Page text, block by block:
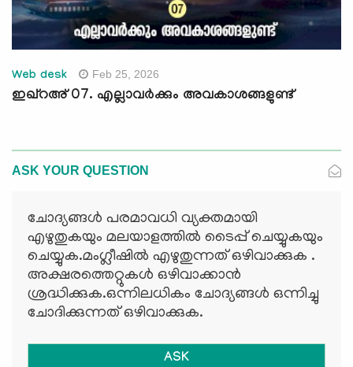
Web desk Feb 25, 2026
ഇഖ്റഅ് 07. എല്ലാവർക്കും അവകാശങ്ങളുണ്ട്
ASK YOUR QUESTION
ചോദ്യങ്ങള്‍ പരമാവധി വ്യക്തമായി
എഴുതുകയും മലയാളത്തില്‍ ടൈപ്പ് ചെയ്യുകയും
ചെയ്യുക.മംഗ്ലീഷില്‍ എഴുതുന്നത് ഒഴിവാക്കുക .
അക്ഷരത്തെറ്റുകള്‍ ഒഴിവാക്കാന്‍
ശ്രദ്ധിക്കുക.ഒന്നിലധികം ചോദ്യങ്ങള്‍ ഒന്നിച്ചു
ചോദിക്കുന്നത് ഒഴിവാക്കുക.
ASK